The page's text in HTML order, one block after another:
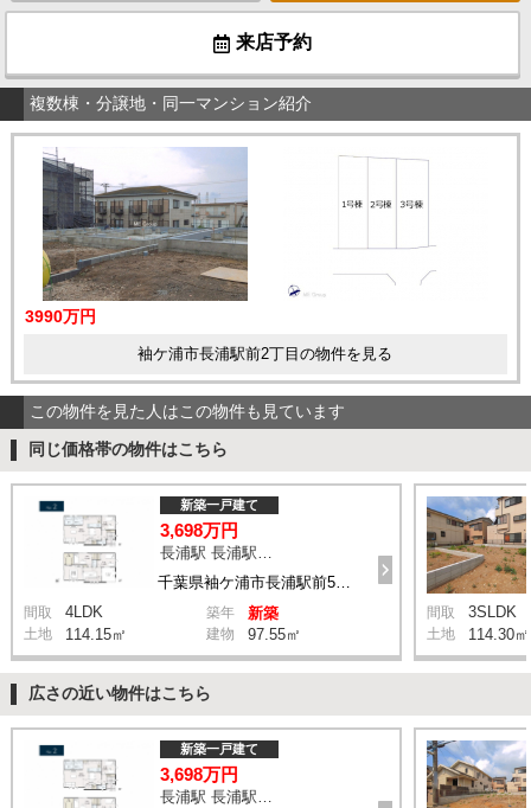
来店予約
複数棟・分譲地・同一マンション紹介
3990万円
袖ケ浦市長浦駅前2丁目の物件を見る
この物件を見た人はこの物件も見ています
同じ価格帯の物件はこちら
新築一戸建て
3,698万円
間取 4LDK 築年 新築
土地 114.15㎡ 建物 97.55㎡
間取 3SLDK
土地 114.30㎡
広さの近い物件はこちら
新築一戸建て
3,698万円
長浦駅 長浦駅前５丁目 バス4分 停歩6分